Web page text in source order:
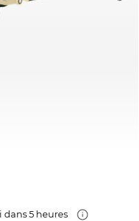
dans 5 heures